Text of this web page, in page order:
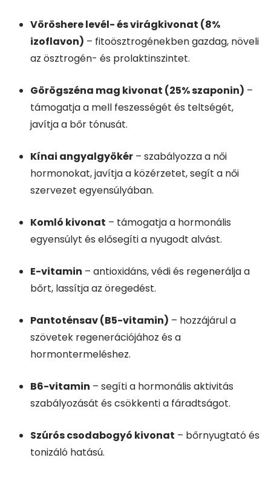
Vöröshere levél- és virágkivonat (8%
izoflavon) – fitoösztrogénekben gazdag, növeli
az ösztrogén- és prolaktinszintet.
Görögszéna mag kivonat (25% szaponin) –
támogatja a mell feszességét és teltségét,
javítja a bőr tónusát.
Kínai angyalgyökér – szabályozza a női
hormonokat, javítja a közérzetet, segít a női
szervezet egyensúlyában.
Komló kivonat – támogatja a hormonális
egyensúlyt és elősegíti a nyugodt alvást.
E-vitamin – antioxidáns, védi és regenerálja a
bőrt, lassítja az öregedést.
Pantoténsav (B5-vitamin) – hozzájárul a
szövetek regenerációjához és a
hormontermeléshez.
B6-vitamin – segíti a hormonális aktivitás
szabályozását és csökkenti a fáradtságot.
Szúrós csodabogyó kivonat – bőrnyugtató és
tonizáló hatású.